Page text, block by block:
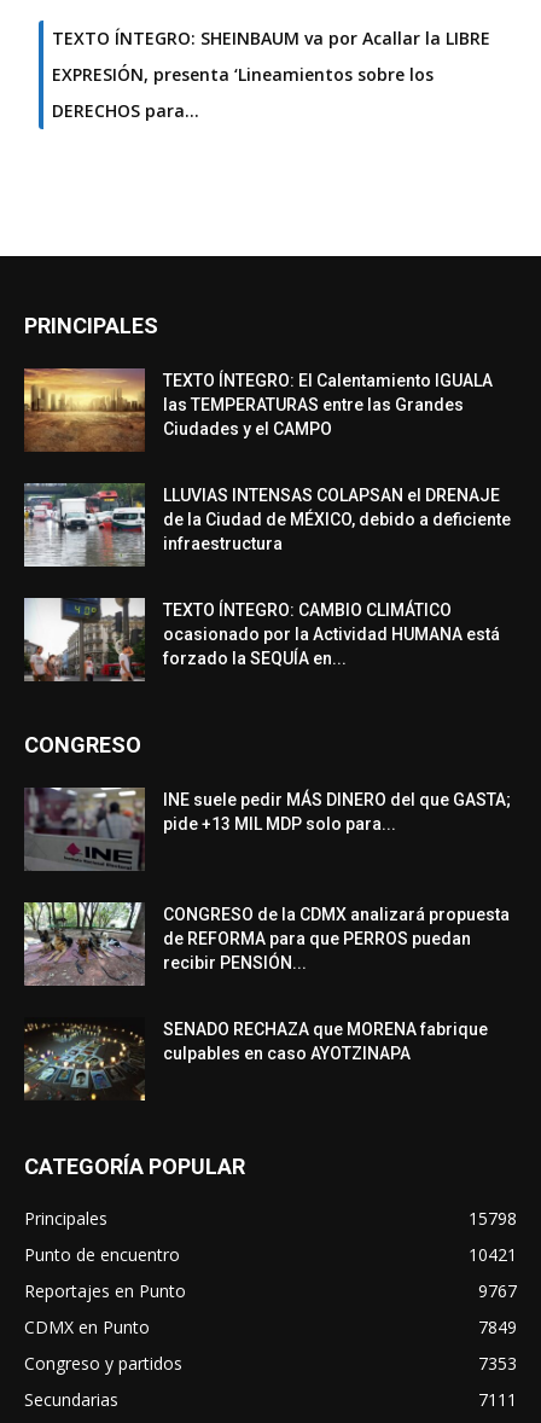
TEXTO ÍNTEGRO: SHEINBAUM va por Acallar la LIBRE
EXPRESIÓN, presenta ‘Lineamientos sobre los
DERECHOS para…
PRINCIPALES
TEXTO ÍNTEGRO: El Calentamiento IGUALA
las TEMPERATURAS entre las Grandes
Ciudades y el CAMPO
LLUVIAS INTENSAS COLAPSAN el DRENAJE
de la Ciudad de MÉXICO, debido a deficiente
infraestructura
TEXTO ÍNTEGRO: CAMBIO CLIMÁTICO
ocasionado por la Actividad HUMANA está
forzado la SEQUÍA en...
CONGRESO
INE suele pedir MÁS DINERO del que GASTA;
pide +13 MIL MDP solo para...
CONGRESO de la CDMX analizará propuesta
de REFORMA para que PERROS puedan
recibir PENSIÓN...
SENADO RECHAZA que MORENA fabrique
culpables en caso AYOTZINAPA
CATEGORÍA POPULAR
Principales
15798
Punto de encuentro
10421
Reportajes en Punto
9767
CDMX en Punto
7849
Congreso y partidos
7353
Secundarias
7111